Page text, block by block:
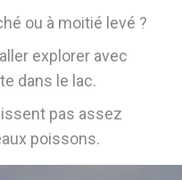
ou à moitié levé ?
explorer avec
dans le lac.
pas assez
poissons.